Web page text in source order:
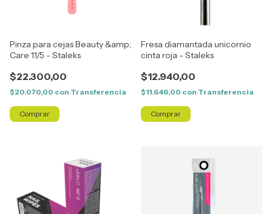
Pinza para cejas Beauty &amp;
Care 11/5 - Staleks
$22.300,00
$20.070,00 con Transferencia
Fresa diamantada unicornio
cinta roja - Staleks
$12.940,00
$11.646,00 con Transferencia